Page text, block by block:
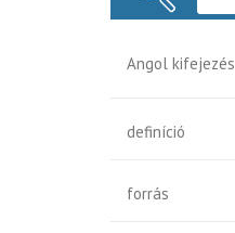
Angol kifejezés
definíció
forrás